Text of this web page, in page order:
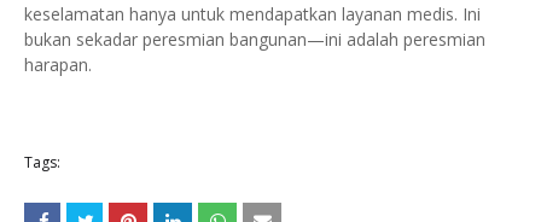
keselamatan hanya untuk mendapatkan layanan medis. Ini
bukan sekadar peresmian bangunan—ini adalah peresmian
harapan.
Tags: